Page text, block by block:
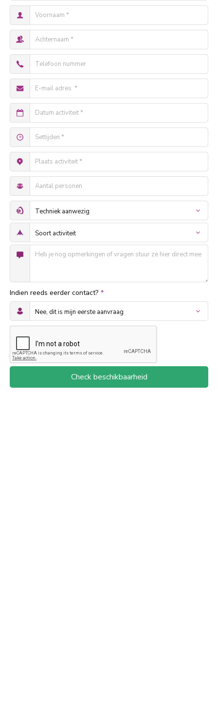
Indien reeds eerder contact? *
Check beschikbaarheid